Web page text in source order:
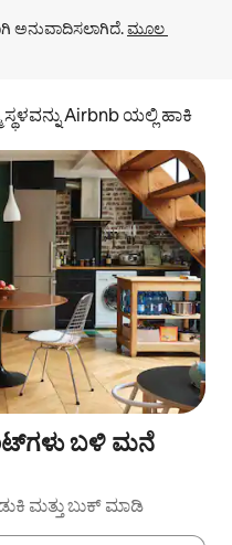
ಅನುವಾದಿಸಲಾಗಿದೆ. ಮೂಲ
Airbnb ಯಲ್ಲಿ ಹಾಕಿ
ಬಳಿ ಮನೆ
ಮತ್ತು ಬುಕ್ ಮಾಡಿ